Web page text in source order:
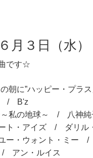
月３日（水）
です☆
の朝に”ハッピー・プラ
/ B'z
私の地球～ / 八神純
・アイズ / ダリル・
・ウォント・ミー /
ン・ルイス